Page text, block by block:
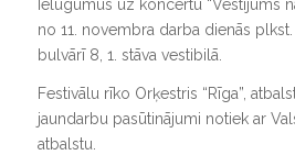
Ielūgumus uz koncertu “Vēstījums
no 11. novembra darba dienās
bulvārī 8, 1. stāva vestibilā.
Festivālu rīko Orķestris “Rīga”,
jaundarbu pasūtinājumi notiek ar
atbalstu.